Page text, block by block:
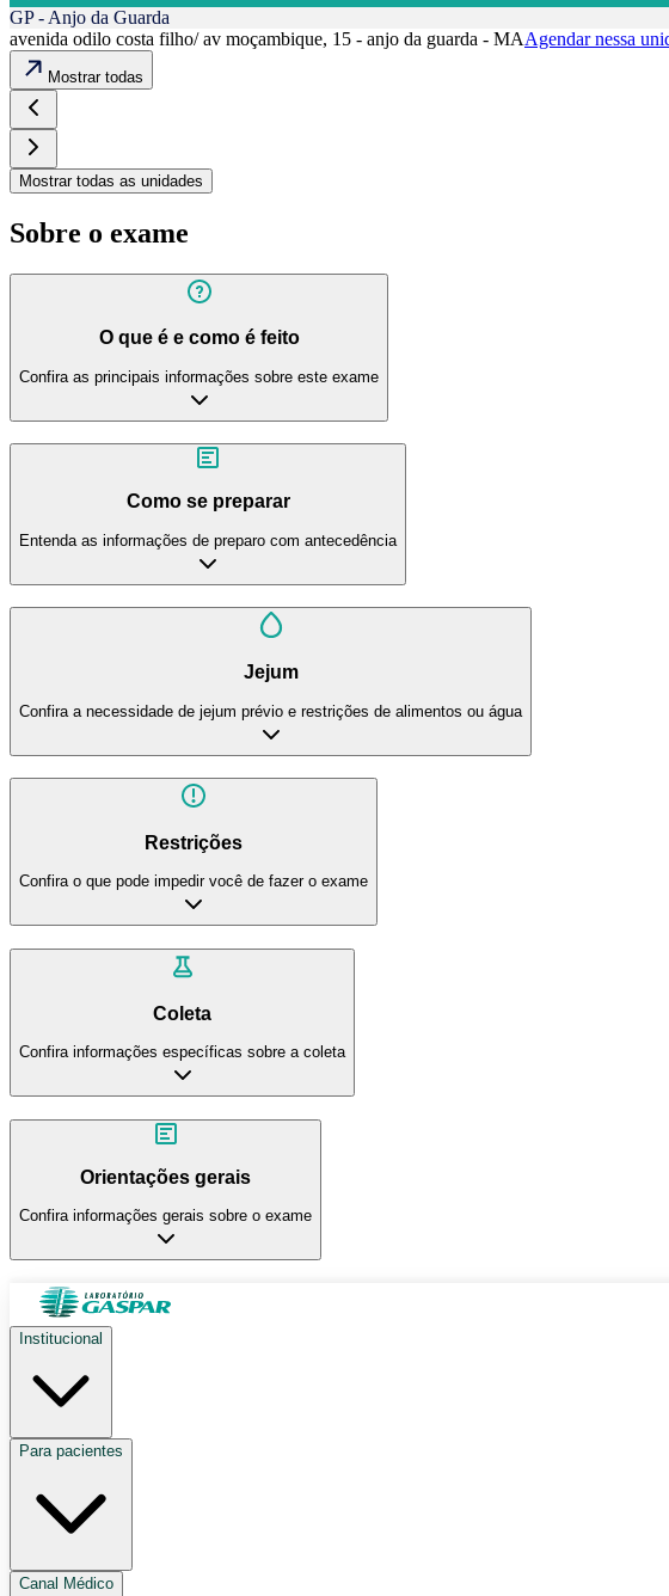
GP - Anjo da Guarda
avenida odilo costa filho/ av moçambique, 15 - anjo da guarda - MAAgendar nessa
Mostrar todas
Mostrar todas as unidades
Sobre o exame
O que é e como é feito
Confira as principais informações sobre este exame
Como se preparar
Entenda as informações de preparo com antecedência
Jejum
Confira a necessidade de jejum prévio e restrições de alimentos ou água
Restrições
Confira o que pode impedir você de fazer o exame
Coleta
Confira informações específicas sobre a coleta
Orientações gerais
Confira informações gerais sobre o exame
Institucional
Para pacientes
Canal Médico